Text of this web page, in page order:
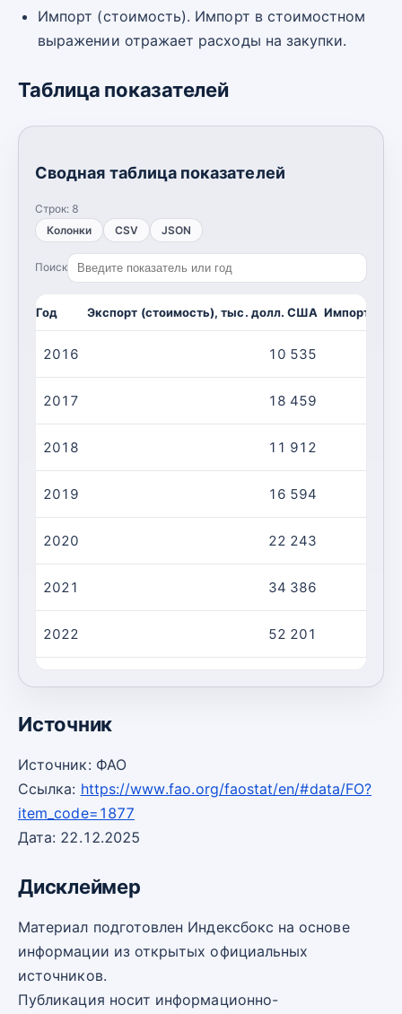
Импорт (стоимость). Импорт в стоимостном
выражении отражает расходы на закупки.
Таблица показателей
Сводная таблица показателей
Строк: 8
Колонки
CSV JSON
Поиск
Год Экспорт (стоимость), тыс. долл. США Импорт
2016 10 535
2017 18 459
2018 11 912
2019 16 594
2020 22 243
2021 34 386
2022 52 201
Источник
Источник: ФАО
Ссылка: https://www.fao.org/faostat/en/#data/FO?
item_code=1877
Дата: 22.12.2025
Дисклеймер
Материал подготовлен Индексбокс на основе
информации из открытых официальных
источников.
Публикация носит информационно-